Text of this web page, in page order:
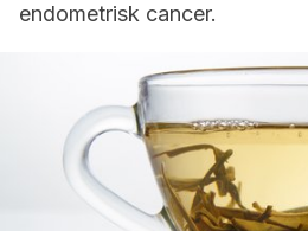
endometrisk cancer.